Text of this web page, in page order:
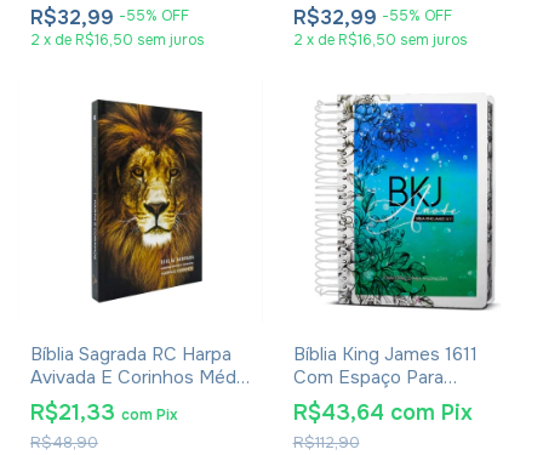
R$32,99 -55% OFF
2 x de R$16,50 sem juros
R$32,99 -55% OFF
2 x de R$16,50 sem juros
Bíblia Sagrada RC Harpa
Avivada E Corinhos Média
Capa Dura Leão Glória
R$48,90
R$21,33 comPix
Bíblia King James 1611
Com Espaço Para
Anotações Flores
Aquarela
R$112,90
R$43,64 com Pix